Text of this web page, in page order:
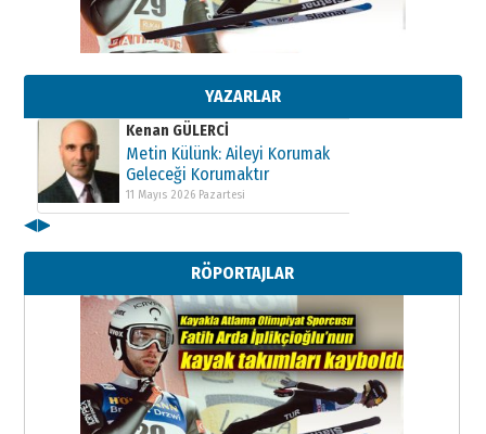
YAZARLAR
Kenan GÜLERCİ
Metin Külünk: Aileyi Korumak
11 Mayıs 2026 Pazartesi
Kenan GÜLERCİ
Metin Külünk: Aileyi Korumak
Geleceği Korumaktır
11 Mayıs 2026 Pazartesi
Metin Külünk: Aileyi Korumak
Geleceği Korumaktır
11 Mayıs 2026 Pazartesi
◀▶
RÖPORTAJLAR